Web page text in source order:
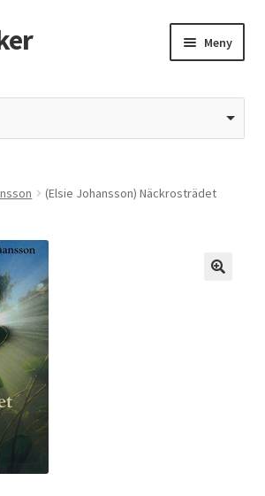
Meny
returpolicy
(Elsie Johansson) Näckrosträdet